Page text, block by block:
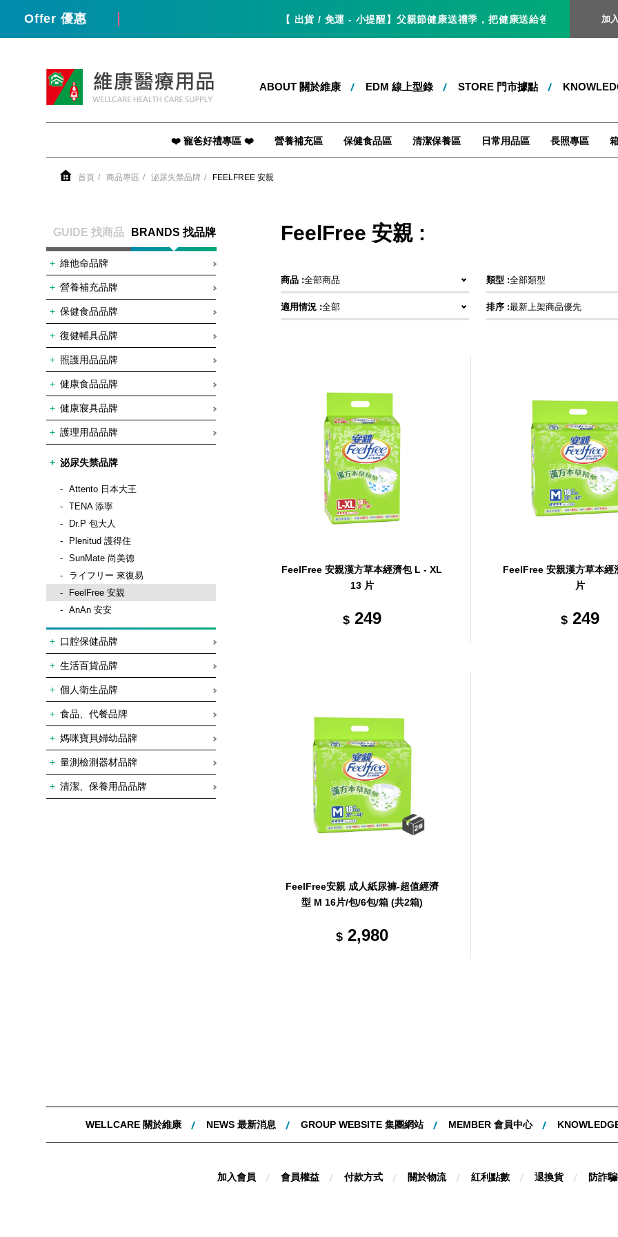
Offer 優惠 【 出貨 / 免運 - 小提醒】父親節健康送禮季，把健康送給爸爸，就是最好的加
ABOUT 關於維康
EDM 線上型錄 STORE 門市據點
❤️ 寵爸好禮專區 ❤️ 營養補充區 保健食品區 清潔保養區 日常用品區 長照專區
首頁 商品專區 泌尿失禁品牌 FEELFREE 安親
GUIDE 找商品 BRANDS 找品牌
維他命品牌
營養補充品牌
保健食品品牌
復健輔具品牌
照護用品品牌
健康食品品牌
健康寢具品牌
護理用品品牌
泌尿失禁品牌
Attento 日本大王
TENA 添寧
Dr.P 包大人
Plenitud 護得住
SunMate 尚美德
ライフリー 來復易
FeelFree 安親
AnAn 安安
口腔保健品牌
生活百貨品牌
個人衛生品牌
食品、代餐品牌
媽咪寶貝婦幼品牌
量測檢測器材品牌
清潔、保養用品品牌
FeelFree 安親 :
商品 :全部商品 類型 :全部類型
適用情況 :全部 排序 :最新上架商品優先
FeelFree 安親漢方草本經濟包 L - XL
13 片
$249
FeelFree 安親漢方草本經
片
$ 249
FeelFree安親 成人紙尿褲-超值經濟
型 M 16片/包/6包/箱 (共2箱)
$2,980
WELLCARE 關於維康 NEWS 最新消息 GROUP WEBSITE 集團網站 MEMBER 會員中心
加入會員 會員權益 付款方式 關於物流 紅利點數 退換貨 防詐